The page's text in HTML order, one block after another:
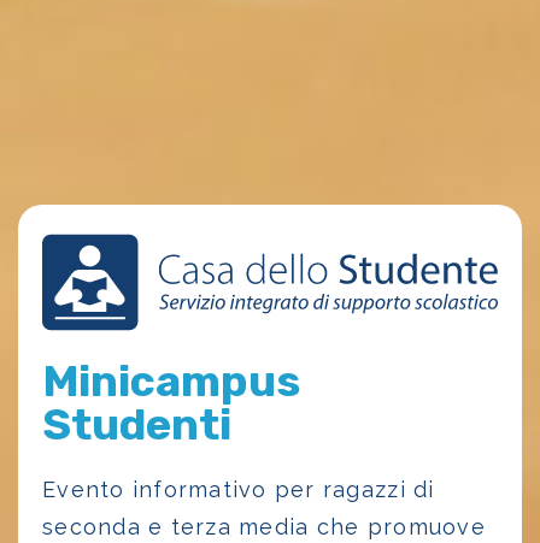
Minicampus
Studenti
Evento informativo per ragazzi di
seconda e terza media che promuove